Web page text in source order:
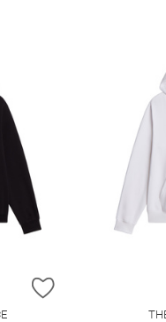
ZUR